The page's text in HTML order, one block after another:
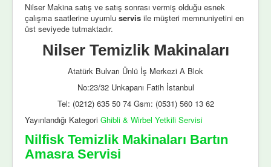
Nilser Makina satış ve satış sonrası vermiş olduğu esnek
çalışma saatlerine uyumlu servis ile müşteri memnuniyetini en
üst seviyede tutmaktadır.
Nilser Temizlik Makinaları
Atatürk Bulvarı Ünlü İş Merkezi A Blok
No:23/32 Unkapanı Fatih İstanbul
Tel: (0212) 635 50 74 Gsm: (0531) 560 13 62
Yayınlandığı Kategori Ghibli & Wirbel Yetkili Servisi
Nilfisk Temizlik Makinaları Bartın
Amasra Servisi